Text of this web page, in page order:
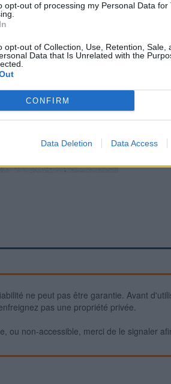
opt-out of processing my Personal Data for
opt-out of Collection, Use, Retention, Sale,
Data that Is Unrelated with the
CONFIRM
Data Deletion Data Access
ne peut pas être garantie. Avant
pas une propriété privée.
ou non-accessible, merci de le signaler